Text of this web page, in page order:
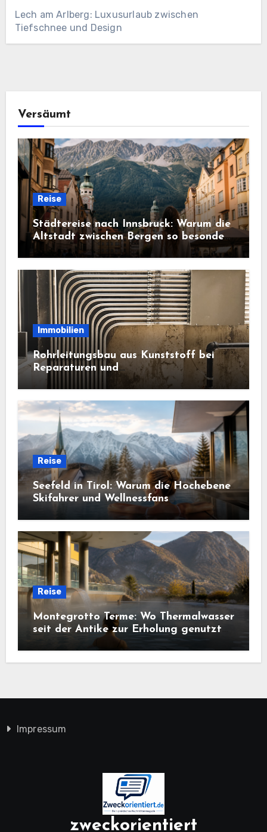
Lech am Arlberg: Luxusurlaub zwischen
Tiefschnee und Design
Versäumt
Reise
Städtereise nach Innsbruck: Warum die
Altstadt zwischen Bergen so besonders
wirkt
Immobilien
Rohrleitungsbau aus Kunststoff bei
Reparaturen und
Anlagenerweiterungen
Reise
Seefeld in Tirol: Warum die Hochebene
Skifahrer und Wellnessfans
gleichermaßen anzieht
Reise
Montegrotto Terme: Wo Thermalwasser
seit der Antike zur Erholung genutzt
Impressum
zweckorientiert